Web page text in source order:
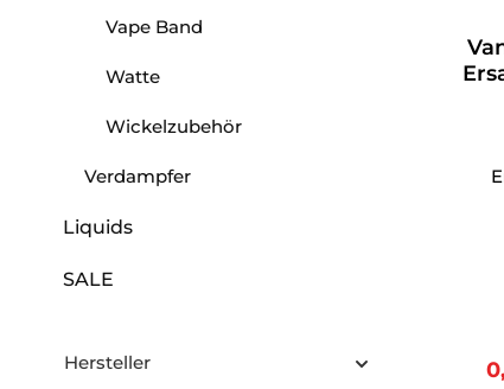
Vape Band
Watte
Wickelzubehör
Verdampfer
Liquids
SALE
Hersteller